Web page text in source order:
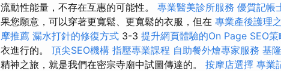
流動性能量，不存在互惠的可能性。 專業醫美診所服務 優質記帳
果您願意，可以穿著更寬鬆、更寬鬆的衣服，但在 專業產後護理
摩推薦 漏水打針的修復方式 3-3 提升網頁體驗的On Page SEO策
衣進行的。 頂尖SEO機構 指壓專業課程 自助餐外燴專家服務 基
精神之旅，就是我們在密宗寺廟中試圖傳達的。 按摩店選擇 專業